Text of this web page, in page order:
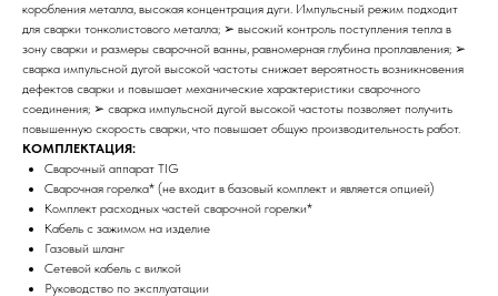
коробления металла, высокая концентрация дуги. Импульсный режим подходит
для сварки тонколистового металла; ➢ высокий контроль поступления тепла в
зону сварки и размеры сварочной ванны, равномерная глубина проплавления; ➢
сварка импульсной дугой высокой частоты снижает вероятность возникновения
дефектов сварки и повышает механические характеристики сварочного
соединения; ➢ сварка импульсной дугой высокой частоты позволяет получить
повышенную скорость сварки, что повышает общую производительность работ.
КОМПЛЕКТАЦИЯ:
Сварочный аппарат TIG
Сварочная горелка* (не входит в базовый комплект и является опцией)
Комплект расходных частей сварочной горелки*
Кабель с зажимом на изделие
Газовый шланг
Сетевой кабель с вилкой
Руководство по эксплуатации